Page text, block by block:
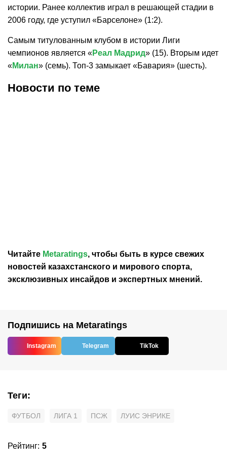
истории. Ранее коллектив играл в решающей стадии в
2006 году, где уступил «Барселоне» (1:2).
Самым титулованным клубом в истории Лиги
чемпионов является «Реал Мадрид» (15). Вторым идет
«Милан» (семь). Топ-3 замыкает «Бавария» (шесть).
Новости по теме
Читайте Metaratings, чтобы быть в курсе свежих
новостей казахстанского и мирового спорта,
эксклюзивных инсайдов и экспертных мнений.
Подпишись на Metaratings
Instagram Telegram TikTok
Теги:
ФУТБОЛ ЛИГА 1 ПСЖ ЛУИС ЭНРИКЕ
Рейтинг: 5